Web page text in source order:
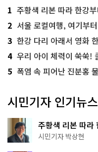
1 주황색 리본 따라 한강부터
2 서울 로컬여행, 여기부
3 한강 다리 아래서 영화
4 우리 아이 체력이 쑥쑥!
5 폭염 속 피어난 진분홍
시민기자 인기뉴스
주황색 리본 따
서울둘레길 15코스
시민기자 박상현